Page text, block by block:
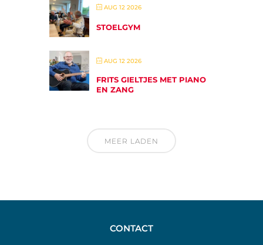
AUG 12 2026
STOELGYM
AUG 12 2026
FRITS GIELTJES MET PIANO
EN ZANG
MEER LADEN
CONTACT